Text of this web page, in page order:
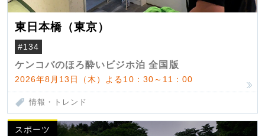
東日本橋（東京）
#134
ケンコバのほろ酔いビジホ泊 全国版
2026年8月13日（木）よる10：30～11：00
情報・トレンド
スポーツ